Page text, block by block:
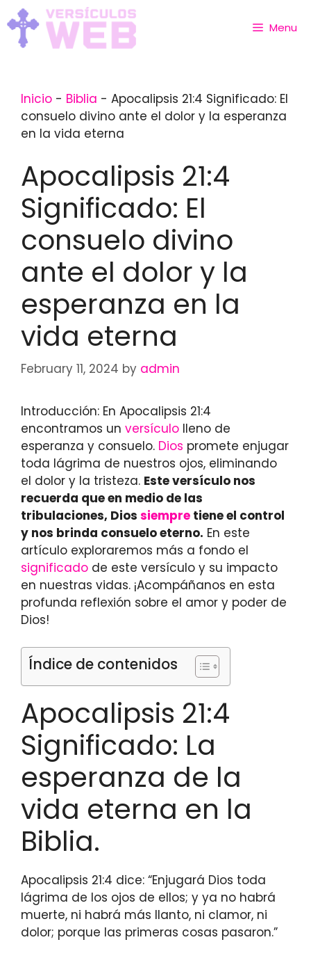
Skip
to
content
Menu
Inicio - Biblia - Apocalipsis 21:4 Significado: El
consuelo divino ante el dolor y la esperanza
en la vida eterna
Apocalipsis 21:4
Significado: El
consuelo divino
ante el dolor y la
esperanza en la
vida eterna
February 11, 2024 by admin
Introducción: En Apocalipsis 21:4
encontramos un versículo lleno de
esperanza y consuelo. Dios promete enjugar
toda lágrima de nuestros ojos, eliminando
el dolor y la tristeza. Este versículo nos
recuerda que en medio de las
tribulaciones, Dios siempre tiene el control
y nos brinda consuelo eterno. En este
artículo exploraremos más a fondo el
significado de este versículo y su impacto
en nuestras vidas. ¡Acompáñanos en esta
profunda reflexión sobre el amor y poder de
Dios!
Índice de contenidos
Apocalipsis 21:4
Significado: La
esperanza de la
vida eterna en la
Biblia.
Apocalipsis 21:4 dice: “Enjugará Dios toda
lágrima de los ojos de ellos; y ya no habrá
muerte, ni habrá más llanto, ni clamor, ni
dolor; porque las primeras cosas pasaron.”